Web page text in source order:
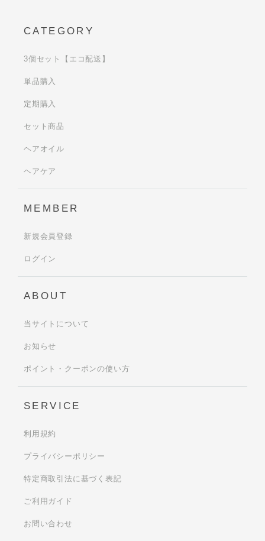
CATEGORY
3個セット【エコ配送】
単品購入
定期購入
セット商品
ヘアオイル
ヘアケア
MEMBER
新規会員登録
ログイン
ABOUT
当サイトについて
お知らせ
ポイント・クーポンの使い方
SERVICE
利用規約
プライバシーポリシー
特定商取引法に基づく表記
ご利用ガイド
お問い合わせ